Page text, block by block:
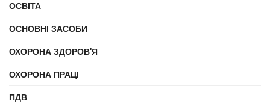
ОСВІТА
ОСНОВНІ ЗАСОБИ
ОХОРОНА ЗДОРОВ'Я
ОХОРОНА ПРАЦІ
ПДВ